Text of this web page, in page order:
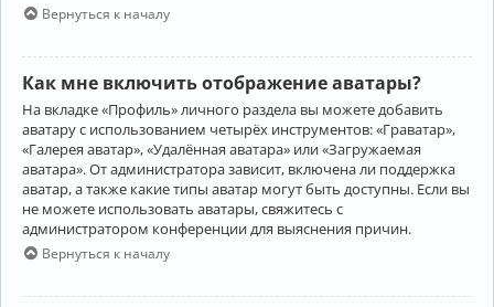
Вернуться к началу
Как мне включить отображение аватары?
На вкладке «Профиль» личного раздела вы можете добавить
аватару с использованием четырёх инструментов: «Граватар»,
«Галерея аватар», «Удалённая аватара» или «Загружаемая
аватара». От администратора зависит, включена ли поддержка
аватар, а также какие типы аватар могут быть доступны. Если вы
не можете использовать аватары, свяжитесь с
администратором конференции для выяснения причин.
Вернуться к началу